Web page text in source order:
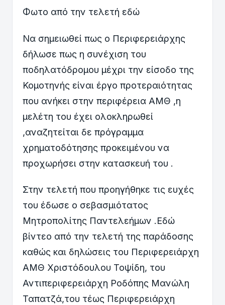
Φωτο από την τελετή εδώ
Να σημειωθεί πως ο Περιφερειάρχης
δήλωσε πως η συνέχιση του
ποδηλατόδρομου μέχρι την είσοδο της
Κομοτηνής είναι έργο προτεραιότητας
που ανήκει στην περιφέρεια ΑΜΘ ,η
μελέτη του έχει ολοκληρωθεί
,αναζητείται δε πρόγραμμα
χρηματοδότησης προκειμένου να
προχωρήσει στην κατασκευή του .
Στην τελετή που προηγήθηκε τις ευχές
του έδωσε ο σεβασμιότατος
Μητροπολίτης Παντελεήμων .Εδώ
βίντεο από την τελετή της παράδοσης
καθώς και δηλώσεις του Περιφερειάρχη
ΑΜΘ Χριστόδουλου Τοψίδη, του
Αντιπεριφερειάρχη Ροδόπης Μανώλη
Ταπατζά,του τέως Περιφερειάρχη